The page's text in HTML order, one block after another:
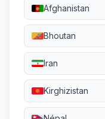
Afghanistan
Bhoutan
Iran
Kirghizistan